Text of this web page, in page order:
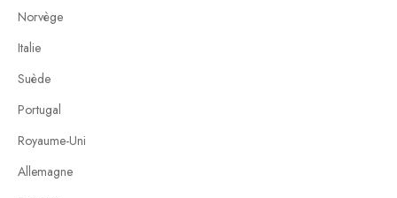
Norvège
Italie
Suède
Portugal
Royaume-Uni
Allemagne